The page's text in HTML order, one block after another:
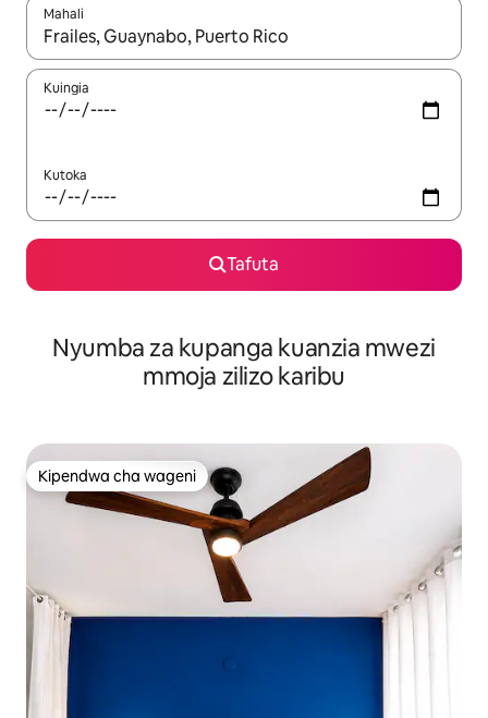
Mahali
Wakati matokeo yanapatikana, vinjari kwa kutumia vitufe vya
Kuingia
Kutoka
Tafuta
Nyumba za kupanga kuanzia mwezi
mmoja zilizo karibu
Kipendwa cha wageni
Kipendwa cha wageni